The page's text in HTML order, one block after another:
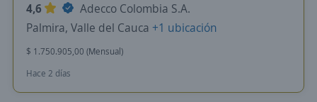
4,6
Adecco Colombia S.A.
Palmira, Valle del Cauca +1 ubicación
$ 1.750.905,00 (Mensual)
Hace 2 días